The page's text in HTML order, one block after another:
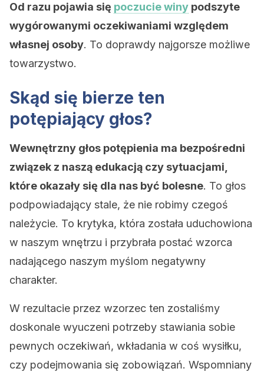
Od razu pojawia się poczucie winy podszyte
wygórowanymi oczekiwaniami względem
własnej osoby. To doprawdy najgorsze możliwe
towarzystwo.
Skąd się bierze ten
potępiający głos?
Wewnętrzny głos potępienia ma bezpośredni
związek z naszą edukacją czy sytuacjami,
które okazały się dla nas być bolesne. To głos
podpowiadający stale, że nie robimy czegoś
należycie. To krytyka, która została uduchowiona
w naszym wnętrzu i przybrała postać wzorca
nadającego naszym myślom negatywny
charakter.
W rezultacie przez wzorzec ten zostaliśmy
doskonale wyuczeni potrzeby stawiania sobie
pewnych oczekiwań, wkładania w coś wysiłku,
czy podejmowania się zobowiązań. Wspomniany